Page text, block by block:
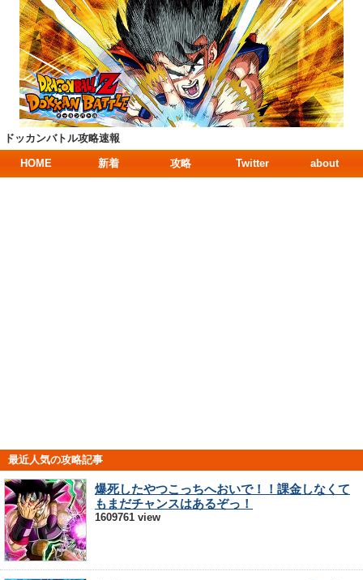
ドッカンバトル攻略速報
HOME 新着 攻略 Twitter about
最近人気の攻略記事
爆死したやつこっちへおいで！！課金しなくて
もまだチャンスはあるぞっ！
1609761 view